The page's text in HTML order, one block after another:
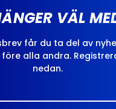
VÄL
får du ta del av
alla andra.
nedan.